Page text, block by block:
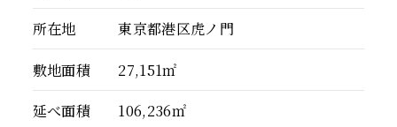
所在地
東京都港区虎ノ門
敷地面積
27,151㎡
延べ面積
106,236㎡